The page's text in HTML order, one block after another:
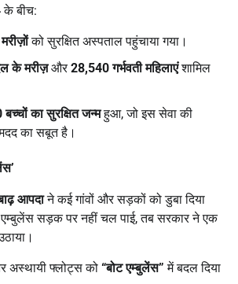
के बीच:
को सुरक्षित अस्पताल पहुंचाया गया।
के मरीज़और28,540गर्भवती महिलाएंशामिल
बच्चों का सुरक्षित जन्महुआ, जो इस सेवा की
का सबूत है।
’
आपदाने कई गांवों और सड़कों को डुबा दिया
सड़क पर नहीं चल पाई, तब सरकार ने एक
अस्थायी फ्लोट्स को “बोट एम्बुलेंस” में बदल दिया